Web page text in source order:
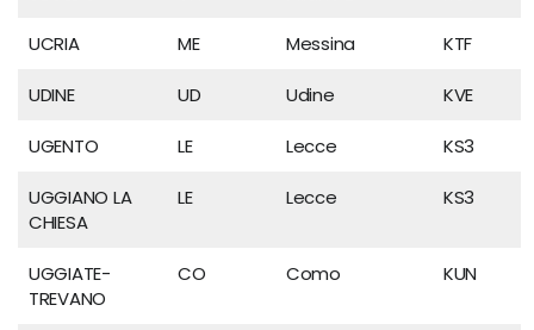
UCRIA ME Messina KTF
UDINE UD Udine KVE
UGENTO LE Lecce KS3
UGGIANO LA
CHIESA
LE Lecce KS3
UGGIATE-
TREVANO
CO Como KUN